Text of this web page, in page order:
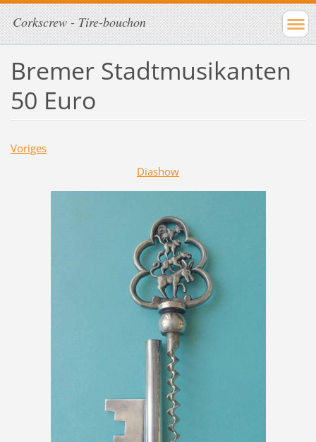
Corkscrew - Tire-bouchon
Bremer Stadtmusikanten
50 Euro
Voriges
Diashow